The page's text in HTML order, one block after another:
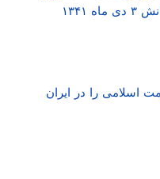
اسلامی را در ایران